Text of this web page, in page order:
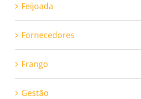
Feijoada
Fornecedores
Frango
Gestão